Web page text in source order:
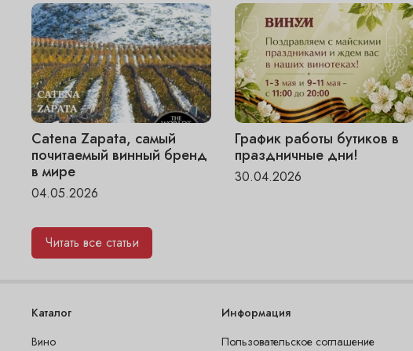
Catena Zapata, самый
почитаемый винный бренд
в мире
04.05.2026
График работы бутиков в
праздничные дни!
30.04.2026
Читать все статьи
Каталог
Вино
Информация
Пользовательское соглашение